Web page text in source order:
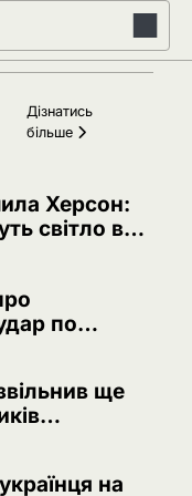
Дізнатись
більше
на
МЗС
доступу
по НАТО
дронами
Херсон:
світло в
по
ще
місій
на